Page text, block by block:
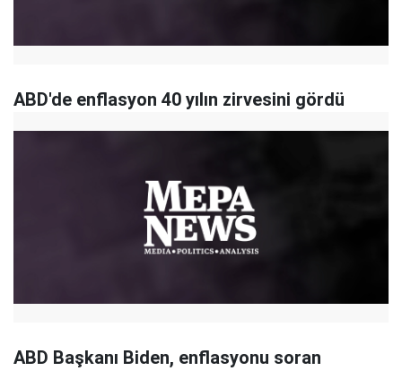
ABD'de enflasyon 40 yılın zirvesini gördü
ABD Başkanı Biden, enflasyonu soran